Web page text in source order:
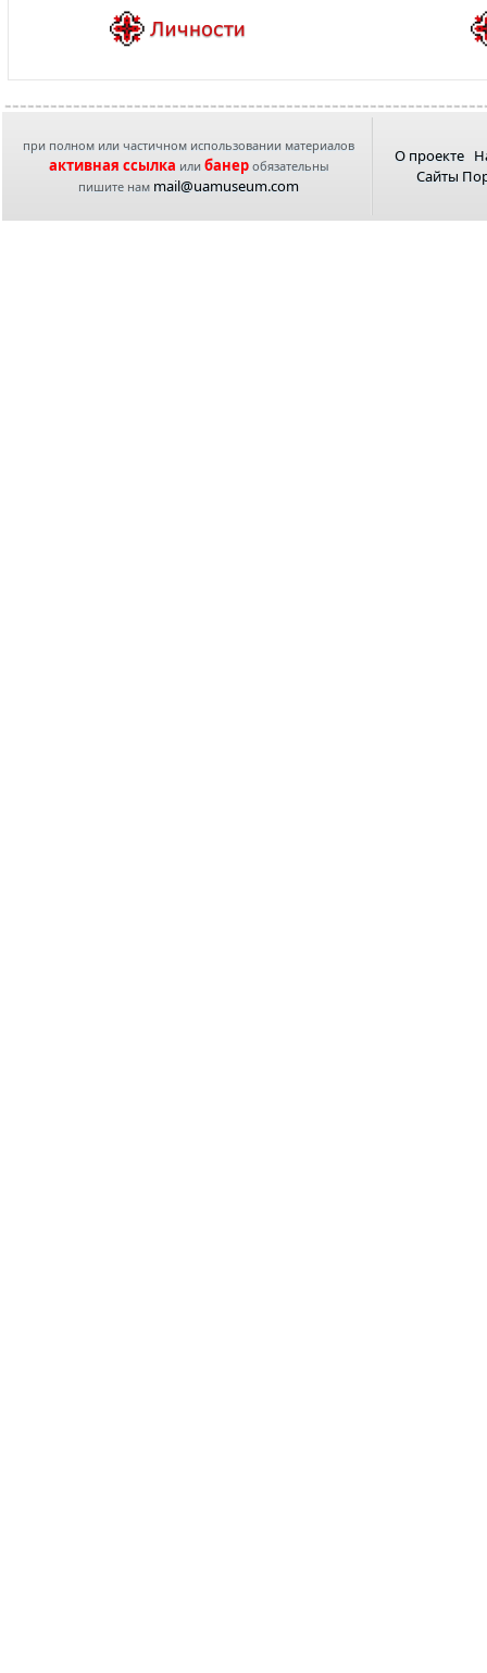
при полном или частичном использовании материалов
активная ссылка или банеробязательны
пишите нам mail@uamuseum.com
О проекте
Сайты